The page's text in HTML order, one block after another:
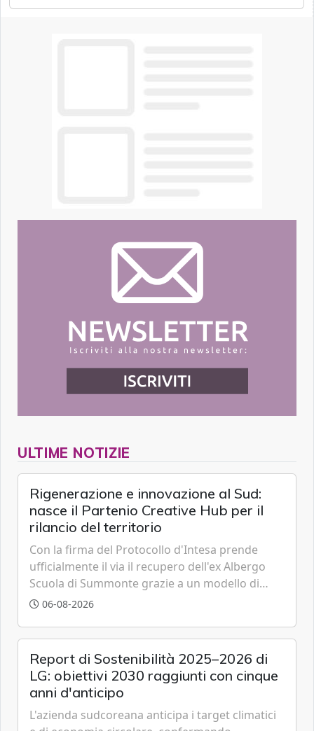
ULTIME NOTIZIE
Rigenerazione e innovazione al Sud:
nasce il Partenio Creative Hub per il
rilancio del territorio
Con la firma del Protocollo d'Intesa prende
ufficialmente il via il recupero dell'ex Albergo
Scuola di Summonte grazie a un modello di
partenariato pubblico-privato e a una rete di
06-08-2026
Report di Sostenibilità 2025–2026 di
LG: obiettivi 2030 raggiunti con cinque
anni d'anticipo
L'azienda sudcoreana anticipa i target climatici